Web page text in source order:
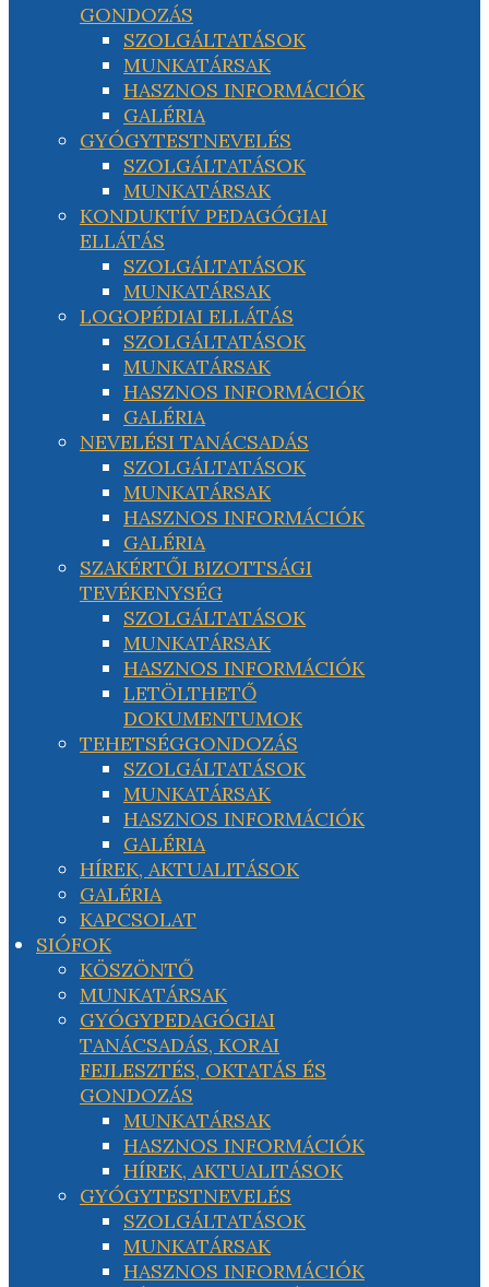
GONDOZÁS
SZOLGÁLTATÁSOK
MUNKATÁRSAK
HASZNOS INFORMÁCIÓK
GALÉRIA
GYÓGYTESTNEVELÉS
SZOLGÁLTATÁSOK
MUNKATÁRSAK
KONDUKTÍV PEDAGÓGIAI
ELLÁTÁS
SZOLGÁLTATÁSOK
MUNKATÁRSAK
LOGOPÉDIAI ELLÁTÁS
SZOLGÁLTATÁSOK
MUNKATÁRSAK
HASZNOS INFORMÁCIÓK
GALÉRIA
NEVELÉSI TANÁCSADÁS
SZOLGÁLTATÁSOK
MUNKATÁRSAK
HASZNOS INFORMÁCIÓK
GALÉRIA
SZAKÉRTŐI BIZOTTSÁGI
TEVÉKENYSÉG
SZOLGÁLTATÁSOK
MUNKATÁRSAK
HASZNOS INFORMÁCIÓK
LETÖLTHETŐ
DOKUMENTUMOK
TEHETSÉGGONDOZÁS
SZOLGÁLTATÁSOK
MUNKATÁRSAK
HASZNOS INFORMÁCIÓK
GALÉRIA
HÍREK, AKTUALITÁSOK
GALÉRIA
KAPCSOLAT
SIÓFOK
KÖSZÖNTŐ
MUNKATÁRSAK
GYÓGYPEDAGÓGIAI
TANÁCSADÁS, KORAI
FEJLESZTÉS, OKTATÁS ÉS
GONDOZÁS
MUNKATÁRSAK
HASZNOS INFORMÁCIÓK
HÍREK, AKTUALITÁSOK
GYÓGYTESTNEVELÉS
SZOLGÁLTATÁSOK
MUNKATÁRSAK
HASZNOS INFORMÁCIÓK